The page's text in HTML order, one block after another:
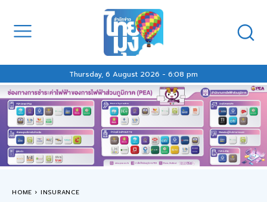
Thursday, 6 August 2026 - 6:08 pm
HOME INSURANCE